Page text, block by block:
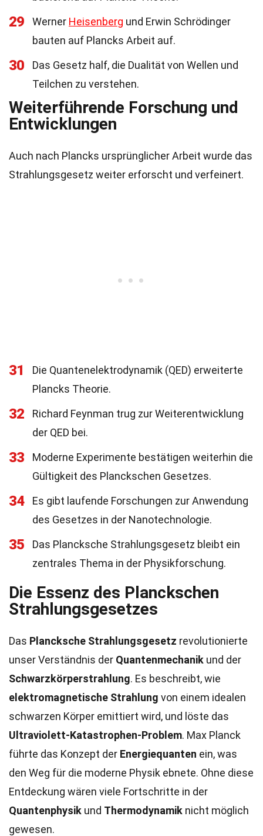
29 Werner Heisenberg und Erwin Schrödinger
bauten auf Plancks Arbeit auf.
30
Das Gesetz half, die Dualität von Wellen und
Teilchen zu verstehen.
Weiterführende Forschung und
Entwicklungen
Auch nach Plancks ursprünglicher Arbeit wurde das
Strahlungsgesetz weiter erforscht und verfeinert.
31
Die Quantenelektrodynamik (QED) erweiterte
Plancks Theorie.
32
Richard Feynman trug zur Weiterentwicklung
der QED bei.
33
Moderne Experimente bestätigen weiterhin die
Gültigkeit des Planckschen Gesetzes.
34
Es gibt laufende Forschungen zur Anwendung
des Gesetzes in der Nanotechnologie.
35
Das Plancksche Strahlungsgesetz bleibt ein
zentrales Thema in der Physikforschung.
Die Essenz des Planckschen
Strahlungsgesetzes
Das Plancksche Strahlungsgesetz revolutionierte
unser Verständnis der Quantenmechanik und der
Schwarzkörperstrahlung. Es beschreibt, wie
elektromagnetische Strahlung von einem idealen
schwarzen Körper emittiert wird, und löste das
Ultraviolett-Katastrophen-Problem. Max Planck
führte das Konzept der Energiequanten ein, was
den Weg für die moderne Physik ebnete. Ohne diese
Entdeckung wären viele Fortschritte in der
Quantenphysik und Thermodynamik nicht möglich
gewesen.